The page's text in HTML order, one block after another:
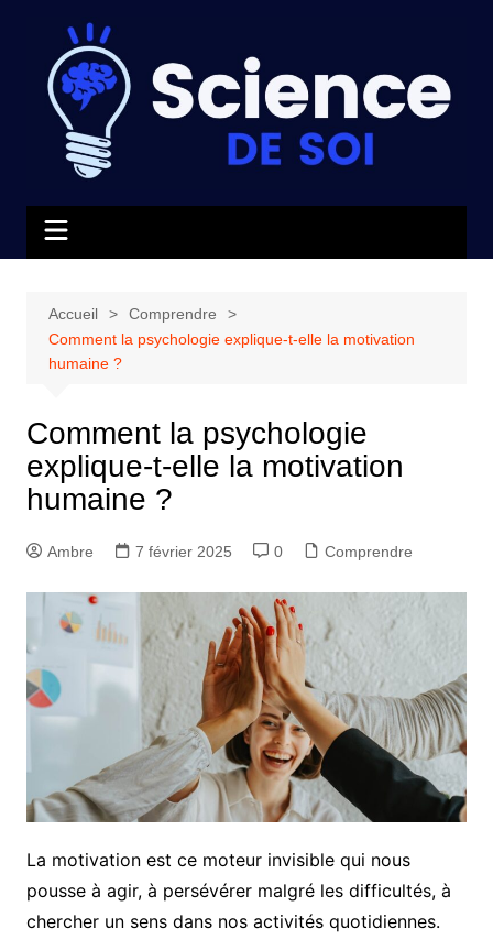
contenu
Accueil
Comprendre
Comment la psychologie explique-t-elle la motivation
humaine ?
Comment la psychologie
explique-t-elle la motivation
humaine ?
Ambre 7 février 2025 0 Comprendre
La motivation est ce moteur invisible qui nous
pousse à agir, à persévérer malgré les difficultés, à
chercher un sens dans nos activités quotidiennes.